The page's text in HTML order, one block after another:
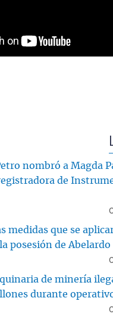
nombró a Magda
de
medidas que se
posesión de Abelardo
de minería
durante